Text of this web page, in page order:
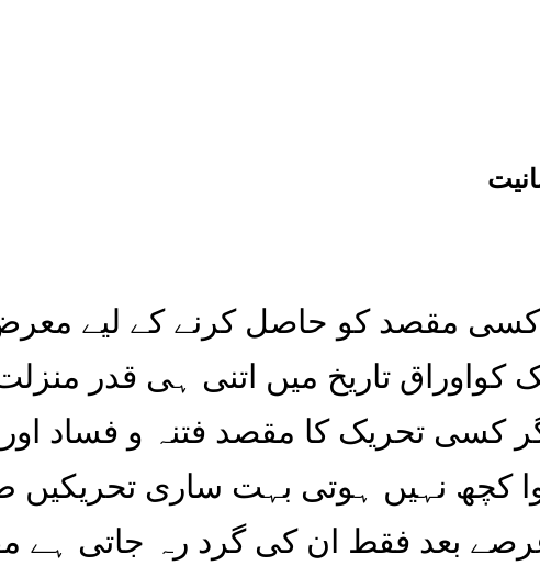
نہ کسی مقصد کو حاصل کرنے کے لیے
تاریخ میں اتنی ہی قدر
کسی تحریک کا مقصد فتنہ و فساد
کچھ نہیں ہوتی بہت ساری
عرصے بعد فقط ان کی گرد رہ جاتی ہے